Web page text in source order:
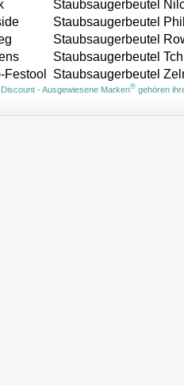
Staubsaugerbeutel
Staubsaugerbeutel
Staubsaugerbeutel
Staubsaugerbeutel
Staubsaugerbeutel
- Ausgewiesene Marken®gehören